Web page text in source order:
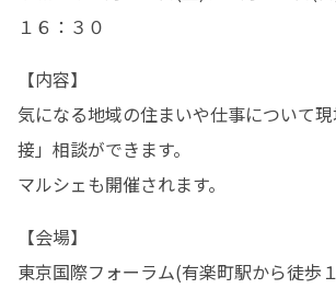
１６：３０
【内容】
気になる地域の住まいや仕事について
接」相談ができます。
マルシェも開催されます。
【会場】
東京国際フォーラム(有楽町駅から徒歩